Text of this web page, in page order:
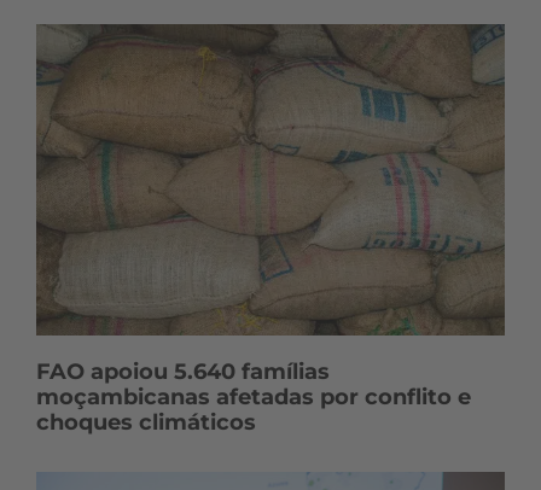
FAO apoiou 5.640 famílias
moçambicanas afetadas por conflito e
choques climáticos